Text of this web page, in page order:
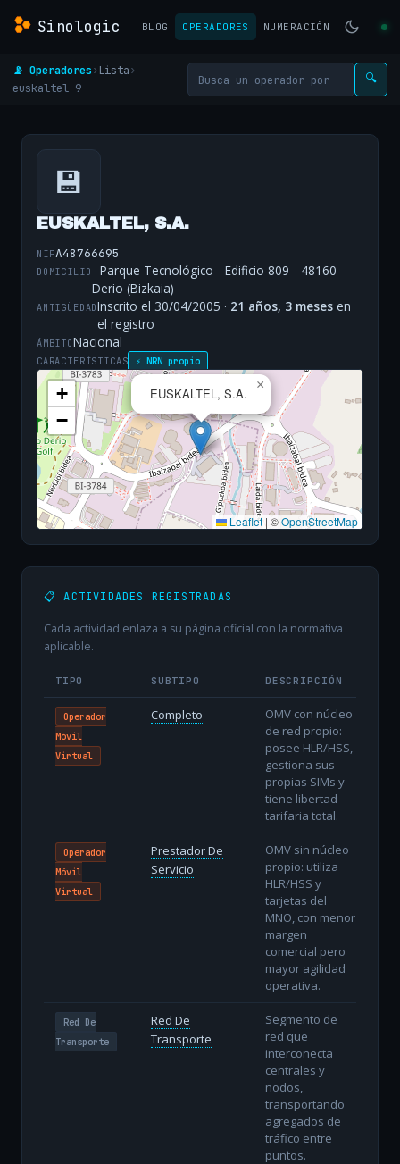
Sinologic BLOG OPERADORES NUMERACIÓN
📡 Operadores› Lista›
euskaltel-9
🔍
💾
EUSKALTEL, S.A.
NIFA48766695
DOMICILIO - Parque Tecnológico - Edificio 809 - 48160
Derio (Bizkaia)
ANTIGÜEDADInscrito el 30/04/2005 · 21 años, 3 meses en
el registro
ÁMBITONacional
CARACTERÍSTICAS ⚡ NRN propio
EUSKALTEL, S.A.
×
+
−
Leaflet | ©OpenStreetMap
📋 ACTIVIDADES REGISTRADAS
Cada actividad enlaza a su página oficial con la normativa
aplicable.
TIPO SUBTIPO DESCRIPCIÓN
Operador
Móvil
Virtual
Completo
OMV con núcleo
de red propio:
posee HLR/HSS,
gestiona sus
propias SIMs y
tiene libertad
tarifaria total.
Operador
Móvil
Virtual
Prestador De
Servicio
OMV sin núcleo
propio: utiliza
HLR/HSS y
tarjetas del
MNO, con menor
margen
comercial pero
mayor agilidad
operativa.
Red De
Transporte
Red De
Transporte
Segmento de
red que
interconecta
centrales y
nodos,
transportando
agregados de
tráfico entre
puntos.